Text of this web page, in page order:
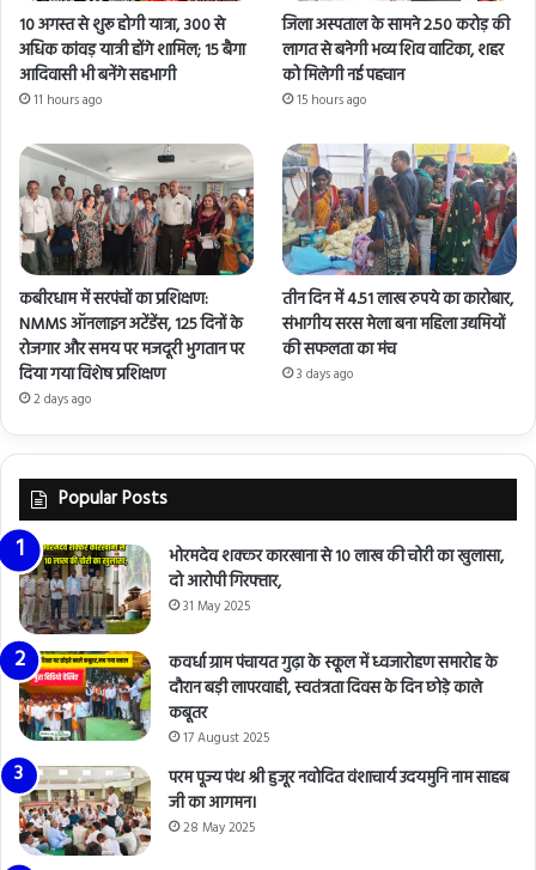
10 अगस्त से शुरू होगी यात्रा, 300 से
अधिक कांवड़ यात्री होंगे शामिल; 15 बैगा
आदिवासी भी बनेंगे सहभागी
11 hours ago
जिला अस्पताल के सामने 2.50 करोड़ की
लागत से बनेगी भव्य शिव वाटिका, शहर
को मिलेगी नई पहचान
15 hours ago
कबीरधाम में सरपंचों का प्रशिक्षण:
NMMS ऑनलाइन अटेंडेंस, 125 दिनों के
रोजगार और समय पर मजदूरी भुगतान पर
दिया गया विशेष प्रशिक्षण
2 days ago
तीन दिन में 4.51 लाख रुपये का कारोबार,
संभागीय सरस मेला बना महिला उद्यमियों
की सफलता का मंच
3 days ago
Popular Posts
भोरमदेव शक्कर कारखाना से 10 लाख की चोरी का खुलासा,
दो आरोपी गिरफ्तार,
31 May 2025
कवर्धा ग्राम पंचायत गुढ़ा के स्कूल में ध्वजारोहण समारोह के
दौरान बड़ी लापरवाही, स्वतंत्रता दिवस के दिन छोड़े काले
कबूतर
17 August 2025
परम पूज्य पंथ श्री हुजूर नवोदित वंशाचार्य उदयमुनि नाम साहब
जी का आगमन।
28 May 2025